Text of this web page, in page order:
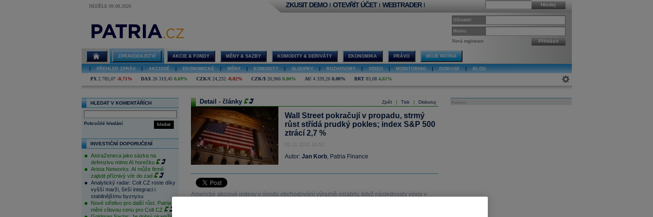
NEDĚLE 09.08.2026 Hledej
ZKUSIT DEMO | OTEVŘÍT ÚČET | WEBTRADER |
Uživatel:
Heslo:
Nová registrace Přihlásit
ZPRAVODAJSTVÍ AKCIE & FONDY MĚNY & SAZBY KOMODITY & DERIVÁTY EKONOMIKA PRÁVO MOJE PATRIA
PŘEHLED ZPRÁV AKCIOVÉ EKONOMICKÉ MĚNY KOMODITY SLOUPKY ROZHOVORY VIDEO MONITORING DISKUSE BLOG
PX 2 785,07 -0,71% DAX 26 319,45 0,69% CZK/€ 24,232 -0,02% CZK/$ 20,966 0,00% AU 4 339,26 0,00% BRT 83,08 4,61%
HLEDAT V KOMENTÁŘÍCH
hledat
Pokročilé hledání
INVESTIČNÍ DOPORUČENÍ
AstraZeneca jako sázka na
defenzivu mimo AI horečku
Arista Networks: AI může firmě
zajistit příznivý vítr do zad
Analytický radar: Colt CZ roste díky
vyšší marži, širší integraci i
stabilnějšímu byznysu
Nové střelivo pro další růst. Patria
mění cílovou cenu pro Colt CZ
Zpět Tisk Diskutuj
Detail - články
Wall Street pokračují v propadu, strmý
růst střídá prudký pokles; index S&P 500
ztrácí 2,7 %
01.11.2011 16:52
Autor: Jan Korb, Patria Finance
Americké akciové indexy v úvodu obchodování výrazně oslabily, když následovaly vývoj v
Reklama